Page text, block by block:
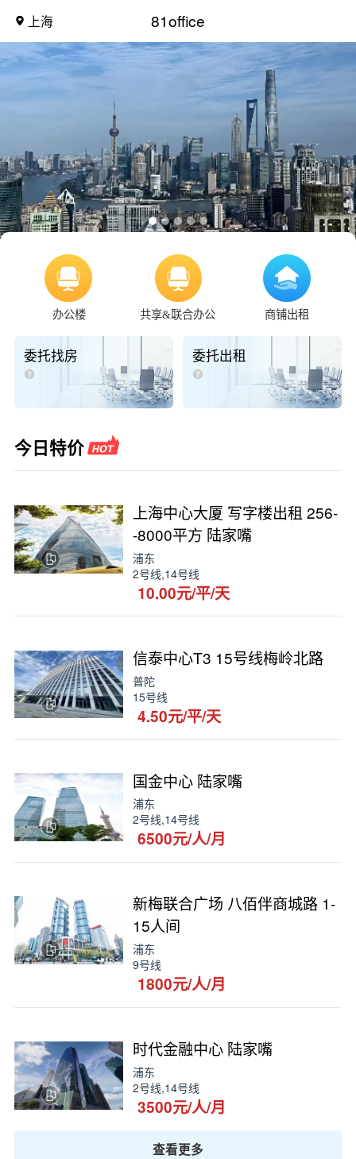
上海 81office
办公楼 共享&联合办公 商铺出租
委托找房 委托出租
今日特价
上海中心大厦 写字楼出租 256-
-8000平方 陆家嘴
浦东
2号线,14号线
10.00元/平/天
信泰中心T3 15号线梅岭北路
普陀
15号线
4.50元/平/天
国金中心 陆家嘴
浦东
2号线,14号线
6500元/人/月
新梅联合广场 八佰伴商城路 1-
15人间
浦东
9号线
1800元/人/月
时代金融中心 陆家嘴
浦东
2号线,14号线
3500元/人/月
查看更多